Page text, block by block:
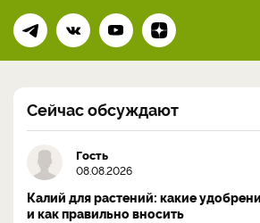
Сейчас обсуждают
Гость
08.08.2026
Калий для растений: какие
и как правильно вносить